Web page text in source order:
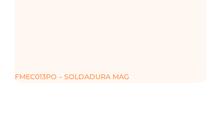
FMEC013PO – SOLDADURA MAG